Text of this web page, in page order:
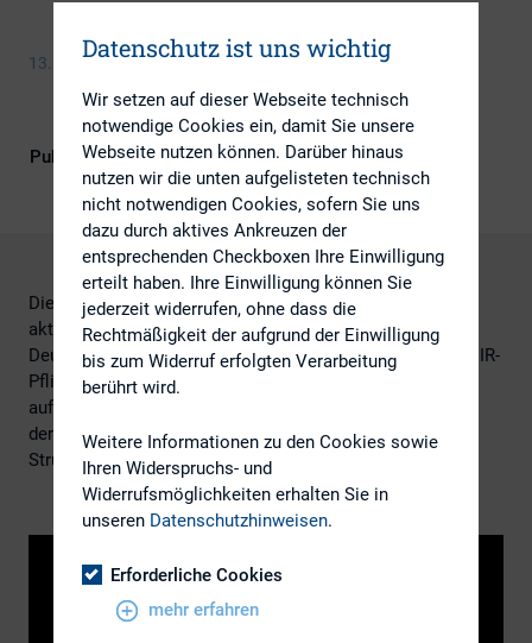
13. Juni 2017
Publikationsform DIRK-Publikationen
Die Präsentation von Dr. Martin Steinbach gibt einen
aktuellen Einblick in die Praxis der IR-Budgetplanung in
Deutschland, der Schweiz und Österreich. Es werden das IR-
Pflichtenheft und die Kür in der Finanzkommunikation
aufgezeigt und anschließend die Ergebnisse der Umfrage
der IR-Verantwortlichen aus 2017 zu Umfang, Höhe und
Struktur des IR-Budgets diskutiert.
Datenschutz ist uns wichtig
Wir setzen auf dieser Webseite technisch
notwendige Cookies ein, damit Sie unsere
Webseite nutzen können. Darüber hinaus
nutzen wir die unten aufgelisteten technisch
nicht notwendigen Cookies, sofern Sie uns
dazu durch aktives Ankreuzen der
entsprechenden Checkboxen Ihre Einwilligung
erteilt haben. Ihre Einwilligung können Sie
jederzeit widerrufen, ohne dass die
Rechtmäßigkeit der aufgrund der Einwilligung
bis zum Widerruf erfolgten Verarbeitung
berührt wird.
Weitere Informationen zu den Cookies sowie
Ihren Widerspruchs- und
Widerrufsmöglichkeiten erhalten Sie in
unseren Datenschutzhinweisen.
Erforderliche Cookies
mehr erfahren